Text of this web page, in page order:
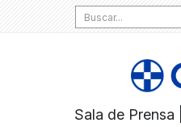
Search
for: